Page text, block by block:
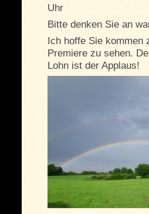
Uhr
Bitte denken Sie an
Ich hoffe Sie kommen
Premiere zu sehen.
Lohn ist der Applaus!